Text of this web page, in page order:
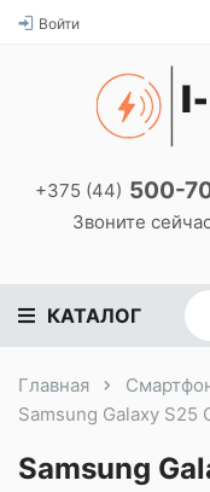
Войти
+375 (44) 500-
Звоните
КАТАЛОГ
Главная
Samsung Galaxy S25
Samsung